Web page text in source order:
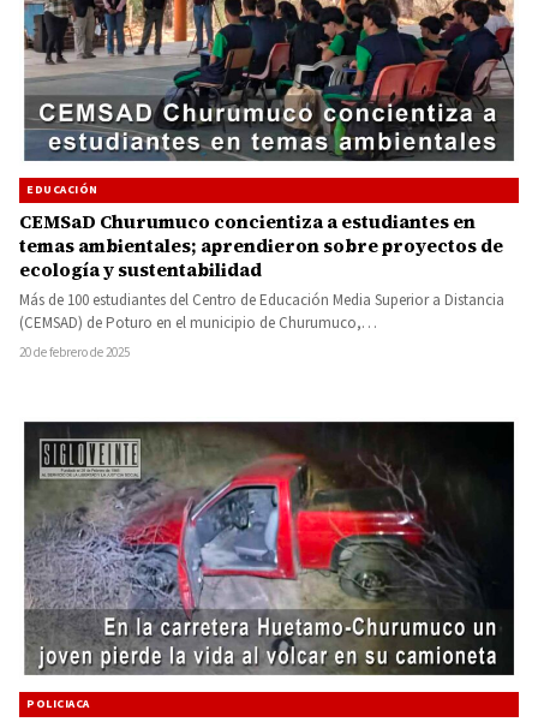
EDUCACIÓN
CEMSaD Churumuco concientiza a estudiantes en
temas ambientales; aprendieron sobre proyectos de
ecología y sustentabilidad
Más de 100 estudiantes del Centro de Educación Media Superior a Distancia
(CEMSAD) de Poturo en el municipio de Churumuco,…
20 de febrero de 2025
POLICIACA